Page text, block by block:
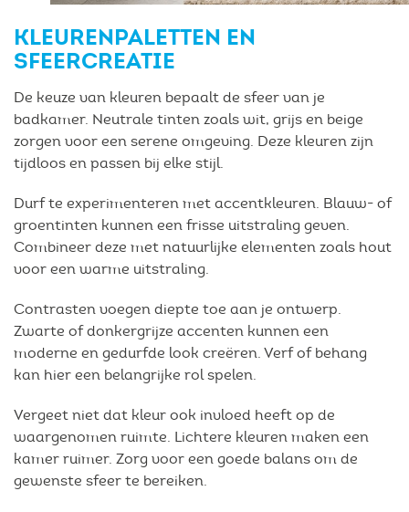
KLEURENPALETTEN EN
SFEERCREATIE
De keuze van kleuren bepaalt de sfeer van je
badkamer. Neutrale tinten zoals wit, grijs en beige
zorgen voor een serene omgeving. Deze kleuren zijn
tijdloos en passen bij elke stijl.
Durf te experimenteren met accentkleuren. Blauw- of
groentinten kunnen een frisse uitstraling geven.
Combineer deze met natuurlijke elementen zoals hout
voor een warme uitstraling.
Contrasten voegen diepte toe aan je ontwerp.
Zwarte of donkergrijze accenten kunnen een
moderne en gedurfde look creëren. Verf of behang
kan hier een belangrijke rol spelen.
Vergeet niet dat kleur ook invloed heeft op de
waargenomen ruimte. Lichtere kleuren maken een
kamer ruimer. Zorg voor een goede balans om de
gewenste sfeer te bereiken.